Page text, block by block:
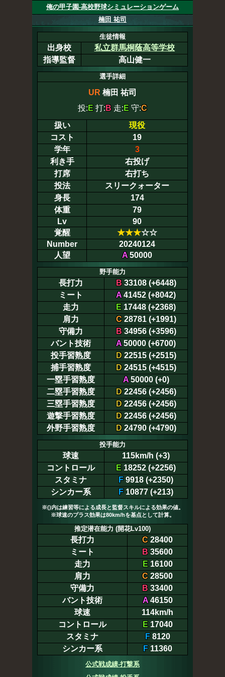
俺の甲子園-高校野球シミュレーションゲーム
楠田 祐司
生徒情報
出身校
私立群馬桐蔭高等学校
指導監督
高山健一
選手詳細
UR 楠田 祐司
投: E 打: B 走: E 守:C
扱い
現役
コスト
19
学年
3
利き手
右投げ
打席
右打ち
投法
スリークォーター
身長
174
体重
79
Lv
90
覚醒
★★★☆☆
Number
20240124
人望
A50000
野手能力
長打力 B33108 (+6448)
ミート
A41452 (+8042)
走力
E 17448 (+2368)
肩力
C28781 (+1991)
守備力
B34956 (+3596)
バント技術
A50000 (+6700)
投手習熟度
D22515 (+2515)
捕手習熟度
D24515 (+4515)
一塁手習熟度
A50000 (+0)
二塁手習熟度
D22456 (+2456)
三塁手習熟度
D22456 (+2456)
遊撃手習熟度
D22456 (+2456)
外野手習熟度
D24790 (+4790)
投手能力
球速
115km/h (+3)
コントロール
E 18252 (+2256)
スタミナ
F 9918 (+2350)
シンカー系
F 10877 (+213)
※()内は練習等による成長と監督スキルによる効果の値。
※球速のプラス効果は80km/hを基点として計算。
推定潜在能力 (開花Lv100)
長打力 C 28400
ミート
B 35600
走力
E16100
肩力
C 28500
守備力
B 33400
バント技術
A46150
球速
114km/h
コントロール
E17040
スタミナ
F8120
シンカー系
F11360
公式戦成績-打撃系